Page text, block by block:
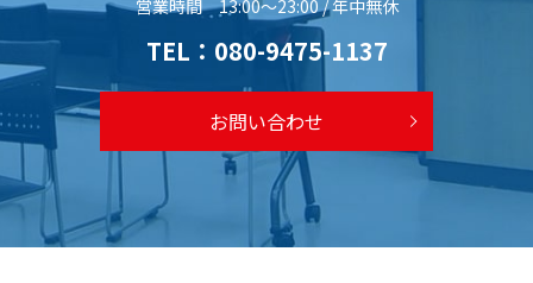
営業時間 13:00～23:00 / 年中無休
TEL： 080-9475-1137
お問い合わせ